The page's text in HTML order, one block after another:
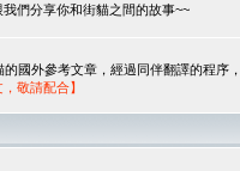
們分享你和街貓之間的故事~~
國外參考文章，經過同伴翻譯的程序
敬請配合】